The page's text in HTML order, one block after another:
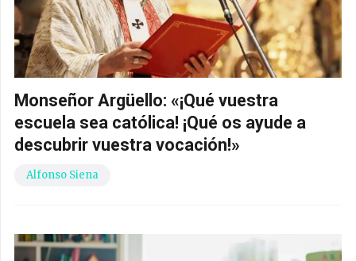
Monseñor Argüello: «¡Qué vuestra
escuela sea católica! ¡Qué os ayude a
descubrir vuestra vocación!»
Alfonso Siena